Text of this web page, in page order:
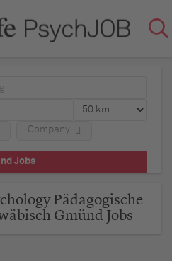
Company
Pädagogische
Gmünd Jobs